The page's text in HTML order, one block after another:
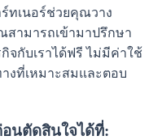
ทเนอร์ช่วยคุณวาง
สามารถเข้ามาปรึกษา
จกับเราได้ฟรี ไม่มีค่าใช้
งที่เหมาะสมและตอบ
นตัดสินใจได้ที่: